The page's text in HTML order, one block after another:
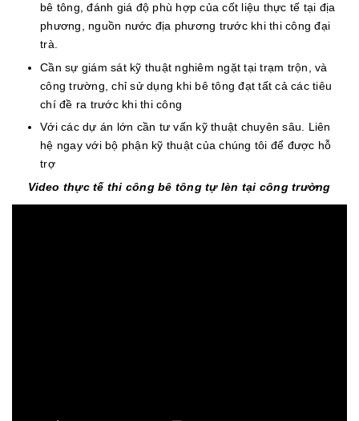
bê tông, đánh giá độ phù hợp của cốt liệu thực tế tại địa
phương, nguồn nước địa phương trước khi thi công đại
trà.
Cần sự giám sát kỹ thuật nghiêm ngặt tại trạm trộn, và
công trường, chỉ sử dụng khi bê tông đạt tất cả các tiêu
chí đề ra trước khi thi công
Với các dự án lớn cần tư vấn kỹ thuật chuyên sâu. Liên
hệ ngay với bộ phận kỹ thuật của chúng tôi để được hỗ
trợ
Video thực tế thi công bê tông tự lèn tại công trường